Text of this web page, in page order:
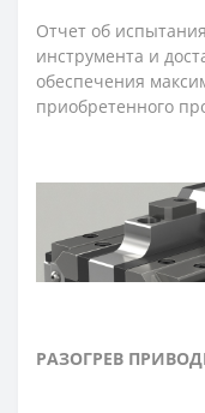
Отчет об
инструмента и
обеспечения
приобретенного
РАЗОГРЕВ